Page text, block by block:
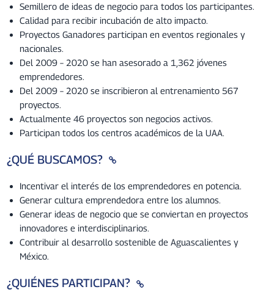
Semillero de ideas de negocio para todos los participantes.
Calidad para recibir incubación de alto impacto.
Proyectos Ganadores participan en eventos regionales y
nacionales.
Del 2009 – 2020 se han asesorado a 1,362 jóvenes
emprendedores.
Del 2009 – 2020 se inscribieron al entrenamiento 567
proyectos.
Actualmente 46 proyectos son negocios activos.
Participan todos los centros académicos de la UAA.
¿QUÉ BUSCAMOS?
Incentivar el interés de los emprendedores en potencia.
Generar cultura emprendedora entre los alumnos.
Generar ideas de negocio que se conviertan en proyectos
innovadores e interdisciplinarios.
Contribuir al desarrollo sostenible de Aguascalientes y
México.
¿QUIÉNES PARTICIPAN?